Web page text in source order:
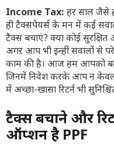
Income Tax: हर साल जैसे
ही टैक्सपेयर्स के मन में कई
टैक्स बचाएं? क्या कोई
अगर आप भी इन्हीं सवालों से
काम की है। आज हम आपको
जिनमें निवेश करके आप न केवल
में अच्छा-खासा रिटर्न भी
टैक्स बचाने और
ऑप्शन है PPF